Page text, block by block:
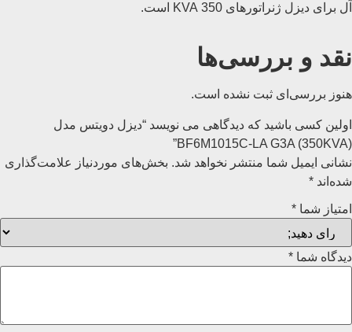
آل برای دیزل ژنراتورهای 350 KVA است.
نقد و بررسی‌ها
هنوز بررسی‌ای ثبت نشده است.
اولین کسی باشید که دیدگاهی می نویسد “دیزل دویتس مدل
BF6M1015C-LA G3A (350KVA)”
نشانی ایمیل شما منتشر نخواهد شد. بخش‌های موردنیاز علامت‌گذاری
شده‌اند *
امتیاز شما *
دیدگاه شما *